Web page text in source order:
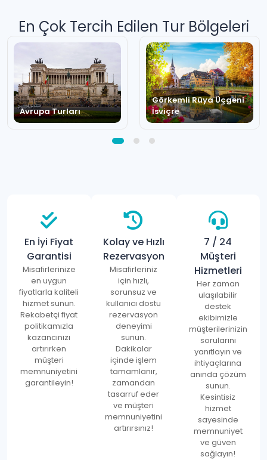
En Çok Tercih Edilen Tur Bölgeleri
Avrupa Turları
Görkemli Rüya Üçgeni
İsviçre
En İyi Fiyat
Garantisi
Misafirlerinize
en uygun
fiyatlarla kaliteli
hizmet sunun.
Rekabetçi fiyat
politikamızla
kazancınızı
artırırken
müşteri
memnuniyetini
garantileyin!
Kolay ve Hızlı
Rezervasyon
Misafirleriniz
için hızlı,
sorunsuz ve
kullanıcı dostu
rezervasyon
deneyimi
sunun.
Dakikalar
içinde işlem
tamamlanır,
zamandan
tasarruf eder
ve müşteri
memnuniyetini
artırırsınız!
7 / 24
Müşteri
Hizmetleri
Her zaman
ulaşılabilir
destek
ekibimizle
müşterilerinizin
sorularını
yanıtlayın ve
ihtiyaçlarına
anında çözüm
sunun.
Kesintisiz
hizmet
sayesinde
memnuniyet
ve güven
sağlayın!